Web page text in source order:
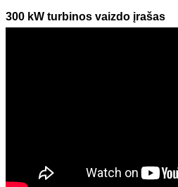
300 kW turbinos vaizdo įrašas